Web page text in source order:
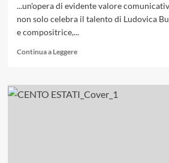
...un'opera di evidente valore
non solo celebra il talento di Ludovica
e compositrice,...
Continua a LeggereLeggi
su
«Migration